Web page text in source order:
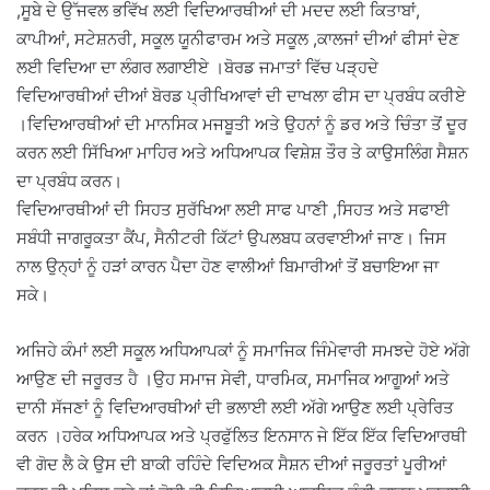
,ਸੂਬੇ ਦੇ ਉੱਜਵਲ ਭਵਿੱਖ ਲਈ ਵਿਦਿਆਰਥੀਆਂ ਦੀ ਮਦਦ ਲਈ ਕਿਤਾਬਾਂ,
ਕਾਪੀਆਂ, ਸਟੇਸ਼ਨਰੀ, ਸਕੂਲ ਯੂਨੀਫਾਰਮ ਅਤੇ ਸਕੂਲ ,ਕਾਲਜਾਂ ਦੀਆਂ ਫੀਸਾਂ ਦੇਣ
ਲਈ ਵਿਦਿਆ ਦਾ ਲੰਗਰ ਲਗਾਈਏ ।ਬੋਰਡ ਜਮਾਤਾਂ ਵਿੱਚ ਪੜ੍ਹਦੇ
ਵਿਦਿਆਰਥੀਆਂ ਦੀਆਂ ਬੋਰਡ ਪ੍ਰੀਖਿਆਵਾਂ ਦੀ ਦਾਖਲਾ ਫੀਸ ਦਾ ਪ੍ਰਬੰਧ ਕਰੀਏ
‌।ਵਿਦਿਆਰਥੀਆਂ ਦੀ ਮਾਨਸਿਕ ਮਜਬੂਤੀ ਅਤੇ ਉਹਨਾਂ ਨੂੰ ਡਰ ਅਤੇ ਚਿੰਤਾ ਤੋਂ ਦੂਰ
ਕਰਨ ਲਈ ਸਿੱਖਿਆ ਮਾਹਿਰ ਅਤੇ ਅਧਿਆਪਕ ਵਿਸ਼ੇਸ਼ ਤੌਰ ਤੇ ਕਾਉਸਲਿੰਗ ਸੈਸ਼ਨ
ਦਾ ਪ੍ਰਬੰਧ ਕਰਨ।
ਵਿਦਿਆਰਥੀਆਂ ਦੀ ਸਿਹਤ ਸੁਰੱਖਿਆ ਲਈ ਸਾਫ ਪਾਣੀ ,ਸਿਹਤ ਅਤੇ ਸਫਾਈ
ਸਬੰਧੀ ਜਾਗਰੂਕਤਾ ਕੈਂਪ, ਸੈਨੀਟਰੀ ਕਿੱਟਾਂ ਉਪਲਬਧ ਕਰਵਾਈਆਂ ਜਾਣ। ਜਿਸ
ਨਾਲ ਉਨ੍ਹਾਂ ਨੂੰ ਹੜਾਂ ਕਾਰਨ ਪੈਦਾ ਹੋਣ ਵਾਲੀਆਂ ਬਿਮਾਰੀਆਂ ਤੋਂ ਬਚਾਇਆ ਜਾ
ਸਕੇ।
ਅਜਿਹੇ ਕੰਮਾਂ ਲਈ ਸਕੂਲ ਅਧਿਆਪਕਾਂ ਨੂੰ ਸਮਾਜਿਕ ਜਿੰਮੇਵਾਰੀ ਸਮਝਦੇ ਹੋਏ ਅੱਗੇ
ਆਉਣ ਦੀ ਜਰੂਰਤ ਹੈ ।ਉਹ ਸਮਾਜ ਸੇਵੀ, ਧਾਰਮਿਕ, ਸਮਾਜਿਕ ਆਗੂਆਂ ਅਤੇ
ਦਾਨੀ ਸੱਜਣਾਂ ਨੂੰ ਵਿਦਿਆਰਥੀਆਂ ਦੀ ਭਲਾਈ ਲਈ ਅੱਗੇ ਆਉਣ ਲਈ ਪ੍ਰੇਰਿਤ
ਕਰਨ ।ਹਰੇਕ ਅਧਿਆਪਕ ਅਤੇ ਪ੍ਰਫੁੱਲਿਤ ਇਨਸਾਨ ਜੇ ਇੱਕ ਇੱਕ ਵਿਦਿਆਰਥੀ
ਵੀ ਗੋਦ ਲੈ ਕੇ ਉਸ ਦੀ ਬਾਕੀ ਰਹਿੰਦੇ ਵਿਦਿਅਕ ਸੈਸ਼ਨ ਦੀਆਂ ਜਰੂਰਤਾਂ ਪੂਰੀਆਂ